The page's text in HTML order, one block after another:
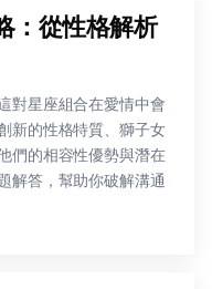
：從性格解析
對星座組合在愛情中會
新的性格特質、獅子女
們的相容性優勢與潛在
解答，幫助你破解溝通